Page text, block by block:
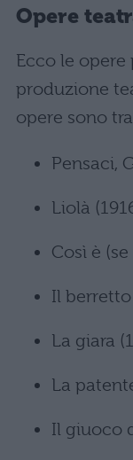
Opere
Ecco le opere
produzione
opere sono
Pensaci,
Liolà
Così è
Il berretto
La giara
La
Il giuoco